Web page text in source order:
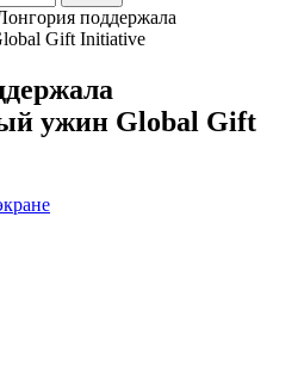
поддержала
Gift Initiative
ужин Global Gift